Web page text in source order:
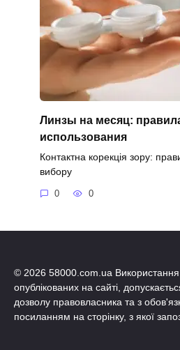
Линзы на месяц:
использования
Контактна корекція зору:
вибору
0 0
© 2026 58000.com.ua Використання
опублікованих на сайті,
дозволу правовласника та з
посиланням на сторінку, з якої